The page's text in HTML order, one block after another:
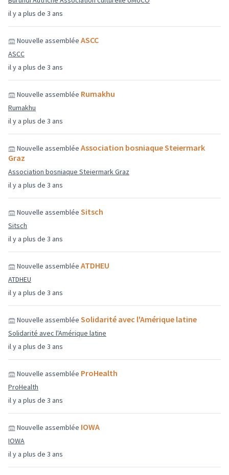
il y a plus de 3 ans
il y a plus de 3 ans
Nouvelle assemblée ASCC
ASCC
il y a plus de 3 ans
Nouvelle assemblée Rumakhu
Rumakhu
il y a plus de 3 ans
Nouvelle assemblée Association bosniaque Steiermark
Graz
Association bosniaque Steiermark Graz
il y a plus de 3 ans
Nouvelle assemblée Sitsch
Sitsch
il y a plus de 3 ans
Nouvelle assemblée ATDHEU
ATDHEU
il y a plus de 3 ans
Nouvelle assemblée Solidarité avec l'Amérique latine
Solidarité avec l'Amérique latine
il y a plus de 3 ans
Nouvelle assemblée ProHealth
ProHealth
il y a plus de 3 ans
Nouvelle assemblée IOWA
IOWA